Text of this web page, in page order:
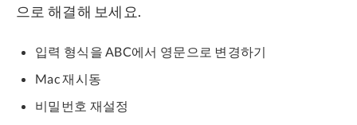
으로 해결해 보세요.
입력 형식을 ABC에서 영문으로 변경하기
Mac 재시동
비밀번호 재설정